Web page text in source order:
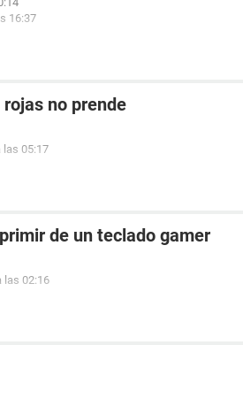
16:37
no prende
las 05:17
de un teclado gamer
las 02:16